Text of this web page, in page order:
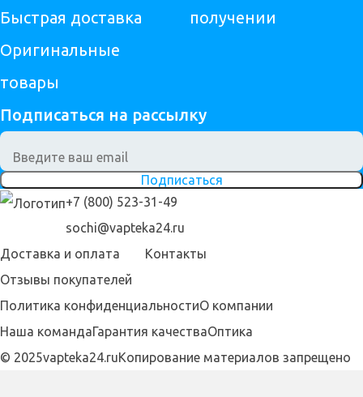
Быстрая доставка
Оригинальные
товары
получении
Подписаться на рассылку
Подписаться
+7 (800) 523-31-49
sochi@vapteka24.ru
Доставка и оплата
Отзывы покупателей
Контакты
Политика конфиденциальностиО компании
Наша командаГарантия качестваОптика
© 2025vapteka24.ruКопирование материалов запрещено